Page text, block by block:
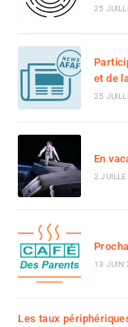
25
et de
25
En
2
13 JUIN
Les taux